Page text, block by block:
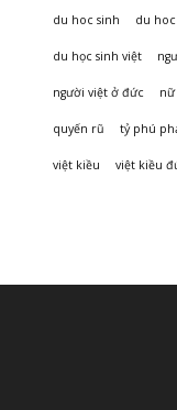
du hoc sinh du
du học sinh việt
người việt ở đức
quyến rũ tỷ phú
việt kiều việt kiều